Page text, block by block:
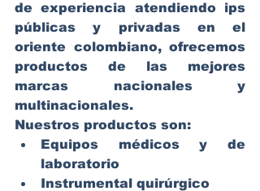
de experiencia atendiendo ips
públicas y privadas en el
oriente colombiano, ofrecemos
productos de las mejores
marcas nacionales y
multinacionales.
Nuestros productos son:
Equipos médicos y de
laboratorio
Instrumental quirúrgico